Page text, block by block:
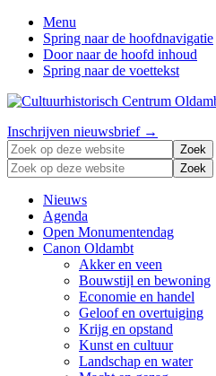
Menu
Spring naar de hoofdnavigatie
Door naar de hoofd inhoud
Spring naar de voettekst
Zonder
verleden
geen
toekomst
Header
Right
Inschrijven nieuwsbrief →
Zoek
op
deze
website
Zoek
op
deze
website
Nieuws
Agenda
Open Monumentendag
Canon Oldambt
Akker en veen
Bouwstijl en bewoning
Economie en handel
Geloof en overtuiging
Krijg en opstand
Kunst en cultuur
Landschap en water